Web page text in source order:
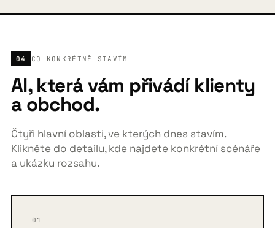
04 CO KONKRÉTNĚ STAVÍM
AI, která vám přivádí klienty
a obchod.
Čtyři hlavní oblasti, ve kterých dnes stavím.
Klikněte do detailu, kde najdete konkrétní scénáře
a ukázku rozsahu.
01